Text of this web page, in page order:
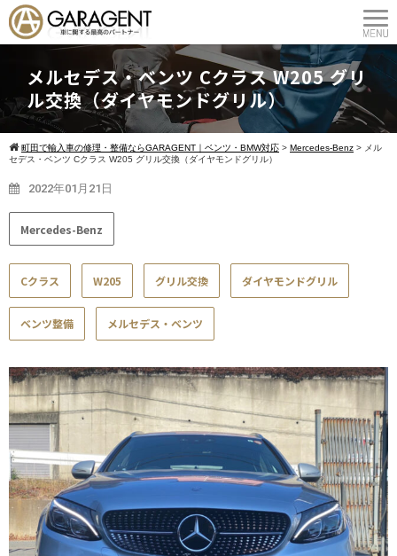
メルセデス・ベンツ Cクラス W205 グリ
ル交換（ダイヤモンドグリル）
町田で輸入車の修理・整備ならGARAGENT｜ベンツ・BMW対応 > Mercedes-Benz > メル
セデス・ベンツ Cクラス W205 グリル交換（ダイヤモンドグリル）
2022年01月21日
Mercedes-Benz
Cクラス W205 グリル交換 ダイヤモンドグリル
ベンツ整備 メルセデス・ベンツ